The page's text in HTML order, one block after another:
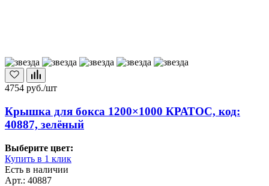
4754 руб./шт
Крышка для бокса 1200×1000 КРАТОС, код:
40887, зелёный
Выберите цвет:
Купить в 1 клик
Есть в наличии
Арт.: 40887